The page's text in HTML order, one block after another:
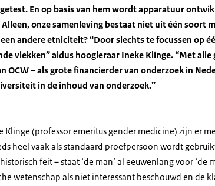
En op basis van hem wordt apparatuur
onze samenleving bestaat niet uit één soort
andere etniciteit? “Door slechts te focussen op
vlekken” aldus hoogleraar Ineke Klinge. “Met
OCW – als grote financierder van onderzoek in
in de inhoud van onderzoek.”
Klinge (professor emeritus gender medicine) zijn er
heel vaak als standaard proefpersoon wordt
feit – staat ‘de man’ al eeuwenlang voor
wetenschap als niet interessant beschouwd en de